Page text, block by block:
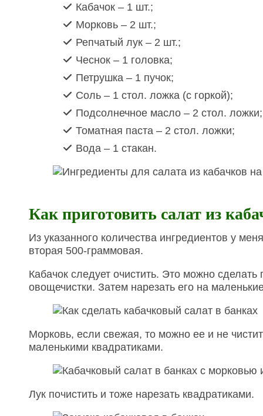
Кабачок – 1 шт.;
Морковь – 2 шт.;
Репчатый лук – 2 шт.;
Чеснок – 1 головка;
Петрушка – 1 пучок;
Соль – 1 стол. ложка (с горкой);
Подсолнечное масло – 2 стол. ложки;
Томатная паста – 2 стол. ложки;
Вода – 1 стакан.
Как приготовить салат из
Из указанного количества ингредиентов у
вторая 500-граммовая.
Кабачок следует очистить. Это можно
овощечистки. Затем нарезать его на
Морковь, если свежая, то можно ее и не
маленькими квадратиками.
Лук почистить и тоже нарезать квадратиками.